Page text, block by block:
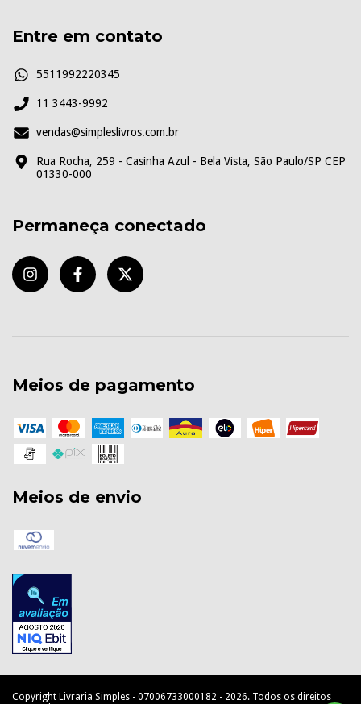
Entre em contato
5511992220345
11 3443-9992
vendas@simpleslivros.com.br
Rua Rocha, 259 - Casinha Azul - Bela Vista, São Paulo/SP CEP
01330-000
Permaneça conectado
Meios de pagamento
Meios de envio
Copyright Livraria Simples - 07006733000182 - 2026. Todos os direitos